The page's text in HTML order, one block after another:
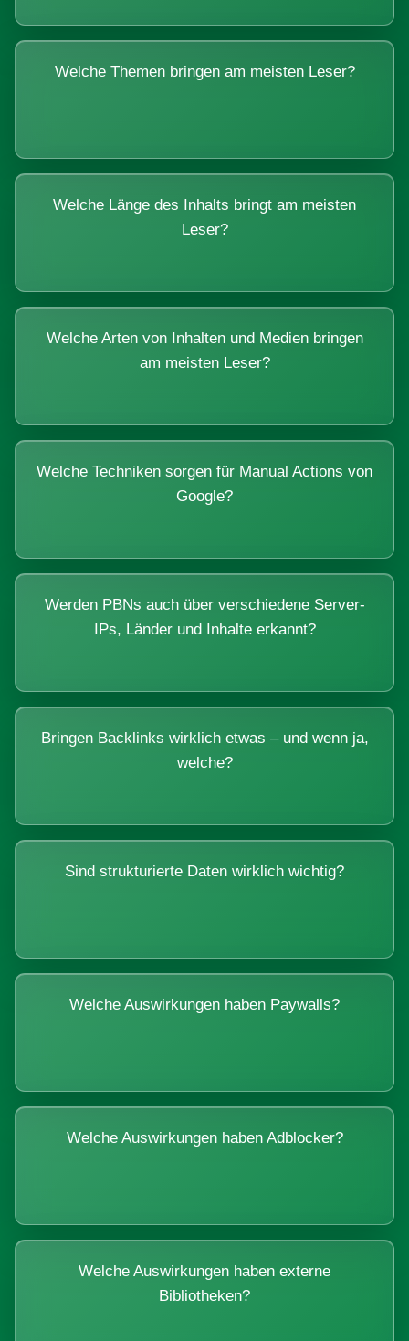
Welche Themen bringen am meisten Leser?
Welche Länge des Inhalts bringt am meisten
Leser?
Welche Arten von Inhalten und Medien bringen
am meisten Leser?
Welche Techniken sorgen für Manual Actions von
Google?
Werden PBNs auch über verschiedene Server-
IPs, Länder und Inhalte erkannt?
Bringen Backlinks wirklich etwas – und wenn ja,
welche?
Sind strukturierte Daten wirklich wichtig?
Welche Auswirkungen haben Paywalls?
Welche Auswirkungen haben Adblocker?
Welche Auswirkungen haben externe
Bibliotheken?